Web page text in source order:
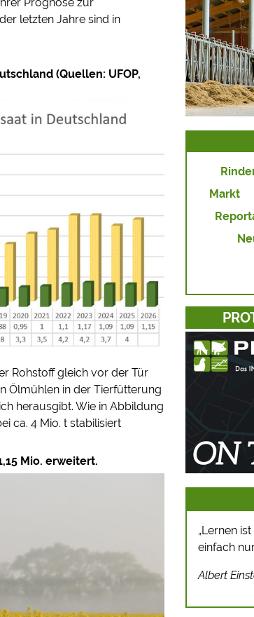
letzten Jahre sind in
(Quellen: UFOP,
Rohstoff gleich vor der Tür
Ölmühlen in der Tierfütterung
herausgibt. Wie in Abbildung
ca. 4 Mio. t stabilisiert
Mio. erweitert.
Markt
„Lernen
einfach
Albert